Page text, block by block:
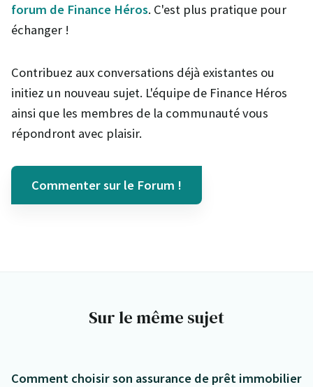
forum de Finance Héros. C'est plus pratique pour
échanger !
Contribuez aux conversations déjà existantes ou
initiez un nouveau sujet. L'équipe de Finance Héros
ainsi que les membres de la communauté vous
répondront avec plaisir.
Commenter sur le Forum !
Sur le même sujet
Comment choisir son assurance de prêt immobilier